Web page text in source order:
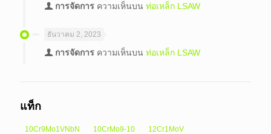
การจัดการ ความเห็นบน ท่อเหล็ก LSAW
ธันวาคม 2, 2023
การจัดการ ความเห็นบน ท่อเหล็ก LSAW
แท็ก
10Cr9Mo1VNbN 10CrMo9-10 12Cr1MoV